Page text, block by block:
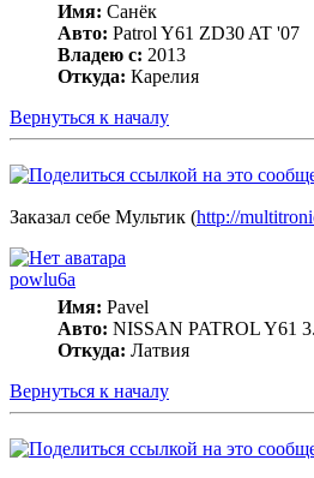
Имя: Санёк
Авто: Patrol Y61 ZD30 AT '07
Владею с: 2013
Откуда: Карелия
Вернуться к началу
Заказал себе Мультик (http://
powlu6a
Имя: Pavel
Авто: NISSAN PATROL Y61
Откуда: Латвия
Вернуться к началу